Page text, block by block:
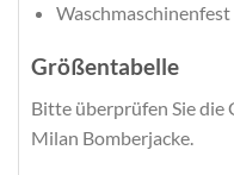
Waschmaschinenfest
Größentabelle
Bitte überprüfen Sie
Milan Bomberjacke.